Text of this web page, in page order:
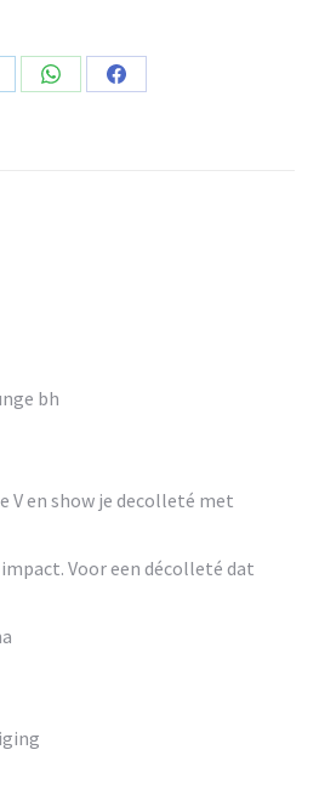
Share
Share
bh
V en show je decolleté met
Voor een décolleté dat